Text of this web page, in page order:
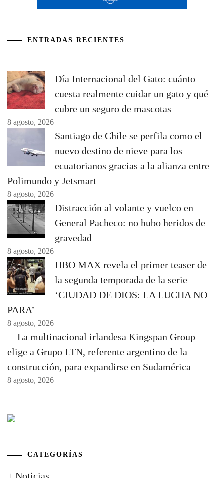
ENTRADAS RECIENTES
Día Internacional del Gato: cuánto
cuesta realmente cuidar un gato y qué
cubre un seguro de mascotas
8 agosto, 2026
Santiago de Chile se perfila como el
nuevo destino de nieve para los
ecuatorianos gracias a la alianza entre
Polimundo y Jetsmart
8 agosto, 2026
Distracción al volante y vuelco en
General Pacheco: no hubo heridos de
gravedad
8 agosto, 2026
HBO MAX revela el primer teaser de
la segunda temporada de la serie
‘CIUDAD DE DIOS: LA LUCHA NO
PARA’
8 agosto, 2026
La multinacional irlandesa Kingspan Group
elige a Grupo LTN, referente argentino de la
construcción, para expandirse en Sudamérica
8 agosto, 2026
CATEGORÍAS